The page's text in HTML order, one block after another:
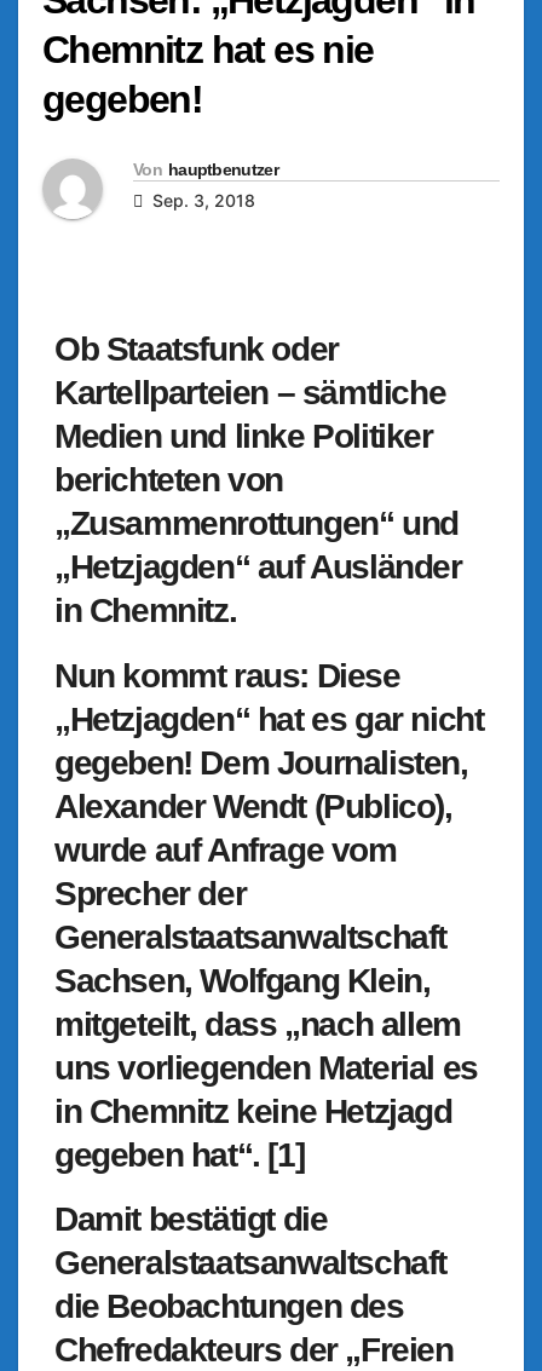
Chemnitz hat es nie
gegeben!
Von hauptbenutzer
Sep. 3, 2018
Ob Staatsfunk oder
Kartellparteien – sämtliche
Medien und linke Politiker
berichteten von
„Zusammenrottungen“ und
„Hetzjagden“ auf Ausländer
in Chemnitz.
Nun kommt raus: Diese
„Hetzjagden“ hat es gar nicht
gegeben! Dem Journalisten,
Alexander Wendt (Publico),
wurde auf Anfrage vom
Sprecher der
Generalstaatsanwaltschaft
Sachsen, Wolfgang Klein,
mitgeteilt, dass „nach allem
uns vorliegenden Material es
in Chemnitz keine Hetzjagd
gegeben hat“. [1]
Damit bestätigt die
Generalstaatsanwaltschaft
die Beobachtungen des
Chefredakteurs der „Freien